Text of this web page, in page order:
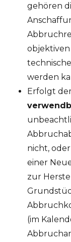
gehören
werden
Erfolgt
nicht,
einer
zur
(im